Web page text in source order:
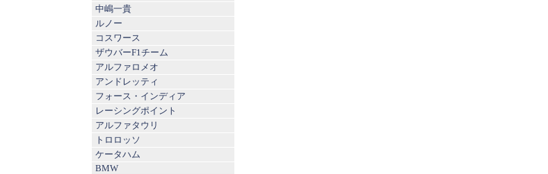
中嶋一貴
ルノー
コスワース
ザウバーF1チーム
アルファロメオ
アンドレッティ
フォース・インディア
レーシングポイント
アルファタウリ
トロロッソ
ケータハム
BMW